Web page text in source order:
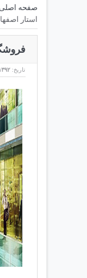
صفحه اصلی
استار
تاریخ: ۱۳۹۲-۱۰-